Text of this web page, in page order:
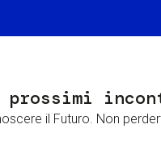
il Futuro. Non